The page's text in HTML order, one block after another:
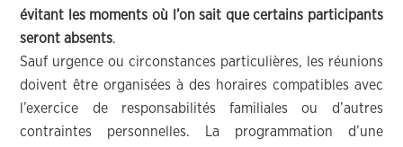
évitant les moments où l’on sait que certains participants
seront absents.
Sauf urgence ou circonstances particulières, les réunions
doivent être organisées à des horaires compatibles avec
l’exercice de responsabilités familiales ou d’autres
contraintes personnelles. La programmation d’une